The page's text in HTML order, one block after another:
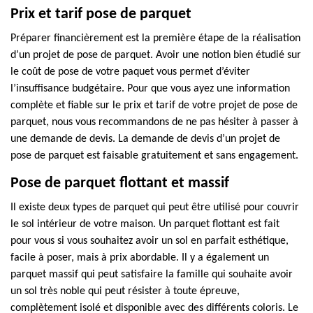
Prix et tarif pose de parquet
Préparer financièrement est la première étape de la réalisation
d’un projet de pose de parquet. Avoir une notion bien étudié sur
le coût de pose de votre paquet vous permet d’éviter
l’insuffisance budgétaire. Pour que vous ayez une information
complète et fiable sur le prix et tarif de votre projet de pose de
parquet, nous vous recommandons de ne pas hésiter à passer à
une demande de devis. La demande de devis d’un projet de
pose de parquet est faisable gratuitement et sans engagement.
Pose de parquet flottant et massif
Il existe deux types de parquet qui peut être utilisé pour couvrir
le sol intérieur de votre maison. Un parquet flottant est fait
pour vous si vous souhaitez avoir un sol en parfait esthétique,
facile à poser, mais à prix abordable. Il y a également un
parquet massif qui peut satisfaire la famille qui souhaite avoir
un sol très noble qui peut résister à toute épreuve,
complètement isolé et disponible avec des différents coloris. Le